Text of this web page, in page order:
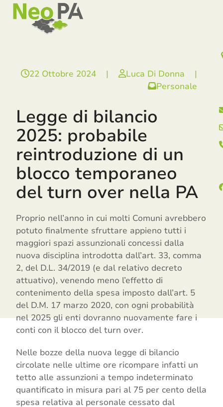
SkipOpen
mobile
menu
Close
mobile
menu
22 Ottobre 2024 | Luca Di Donna
|
Personale
Legge di bilancio
2025: probabile
reintroduzione di un
blocco temporaneo
del turn over nella PA
Proprio nell’anno in cui molti Comuni avrebbero
potuto finalmente sfruttare appieno tutti i
maggiori spazi assunzionali concessi dalla
nuova disciplina introdotta dall’art. 33, comma
2, del D.L. 34/2019 (e dal relativo decreto
attuativo), venendo meno l’effetto di
contenimento della spesa imposto dall’art. 5
del D.M. 17 marzo 2020, con ogni probabilità
nel 2025 gli enti dovranno nuovamente fare i
conti con il blocco del turn over.
Nelle bozze della nuova legge di bilancio
circolate nelle ultime ore ricompare infatti un
tetto alle assunzioni a tempo indeterminato
quantificato in misura pari al 75 per cento della
spesa relativa al personale cessato dal